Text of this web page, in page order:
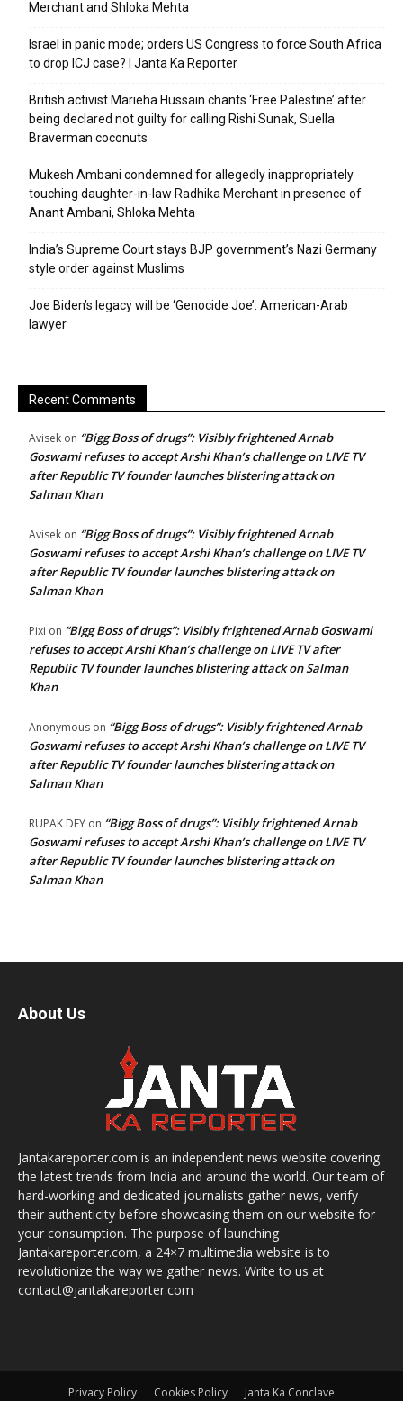
Merchant and Shloka Mehta
Israel in panic mode; orders US Congress to force South Africa
to drop ICJ case? | Janta Ka Reporter
British activist Marieha Hussain chants ‘Free Palestine’ after
being declared not guilty for calling Rishi Sunak, Suella
Braverman coconuts
Mukesh Ambani condemned for allegedly inappropriately
touching daughter-in-law Radhika Merchant in presence of
Anant Ambani, Shloka Mehta
India’s Supreme Court stays BJP government’s Nazi Germany
style order against Muslims
Joe Biden’s legacy will be ‘Genocide Joe’: American-Arab
lawyer
Recent Comments
Avisek on “Bigg Boss of drugs”: Visibly frightened Arnab
Goswami refuses to accept Arshi Khan’s challenge on LIVE TV
after Republic TV founder launches blistering attack on
Salman Khan
Avisek on “Bigg Boss of drugs”: Visibly frightened Arnab
Goswami refuses to accept Arshi Khan’s challenge on LIVE TV
after Republic TV founder launches blistering attack on
Salman Khan
Pixi on “Bigg Boss of drugs”: Visibly frightened Arnab Goswami
refuses to accept Arshi Khan’s challenge on LIVE TV after
Republic TV founder launches blistering attack on Salman
Khan
Anonymous on “Bigg Boss of drugs”: Visibly frightened Arnab
Goswami refuses to accept Arshi Khan’s challenge on LIVE TV
after Republic TV founder launches blistering attack on
Salman Khan
RUPAK DEY on “Bigg Boss of drugs”: Visibly frightened Arnab
Goswami refuses to accept Arshi Khan’s challenge on LIVE TV
after Republic TV founder launches blistering attack on
Salman Khan
About Us
Jantakareporter.com is an independent news website covering
the latest trends from India and around the world. Our team of
hard-working and dedicated journalists gather news, verify
their authenticity before showcasing them on our website for
your consumption. The purpose of launching
Jantakareporter.com, a 24×7 multimedia website is to
revolutionize the way we gather news. Write to us at
contact@jantakareporter.com
Privacy Policy Cookies Policy Janta Ka Conclave